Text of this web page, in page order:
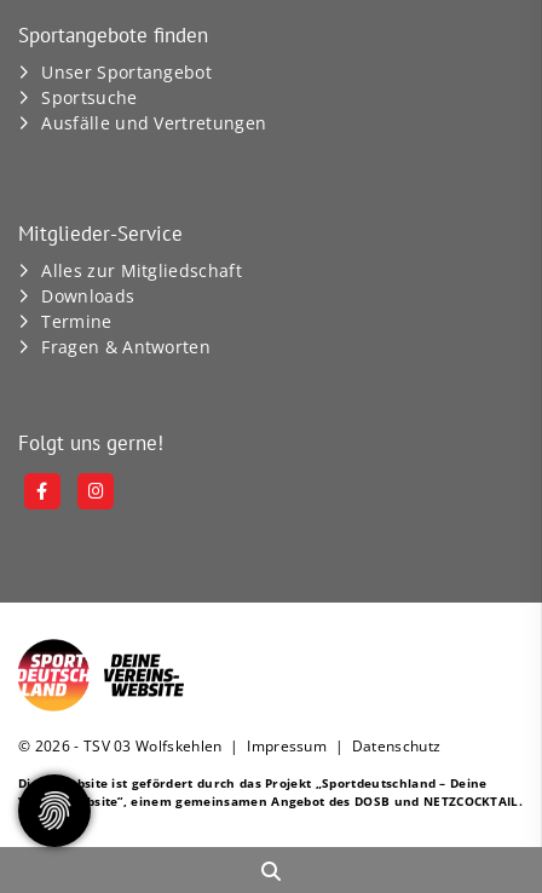
Sportangebote finden
Unser Sportangebot
Sportsuche
Ausfälle und Vertretungen
Mitglieder-Service
Alles zur Mitgliedschaft
Downloads
Termine
Fragen & Antworten
Folgt uns gerne!
© 2026 - TSV 03 Wolfskehlen | Impressum | Datenschutz
Diese Website ist gefördert durch das Projekt „Sportdeutschland – Deine
Vereinswebsite”, einem gemeinsamen Angebot des DOSB und NETZCOCKTAIL.